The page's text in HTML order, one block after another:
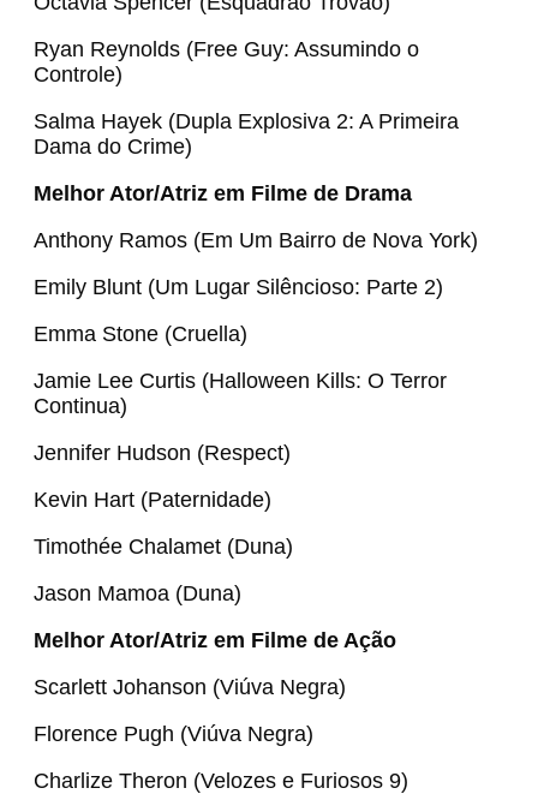
Ryan Reynolds (Free Guy: Assumindo o
Controle)
Salma Hayek (Dupla Explosiva 2: A Primeira
Dama do Crime)
Melhor Ator/Atriz em Filme de Drama
Anthony Ramos (Em Um Bairro de Nova York)
Emily Blunt (Um Lugar Silêncioso: Parte 2)
Emma Stone (Cruella)
Jamie Lee Curtis (Halloween Kills: O Terror
Continua)
Jennifer Hudson (Respect)
Kevin Hart (Paternidade)
Timothée Chalamet (Duna)
Jason Mamoa (Duna)
Melhor Ator/Atriz em Filme de Ação
Scarlett Johanson (Viúva Negra)
Florence Pugh (Viúva Negra)
Charlize Theron (Velozes e Furiosos 9)